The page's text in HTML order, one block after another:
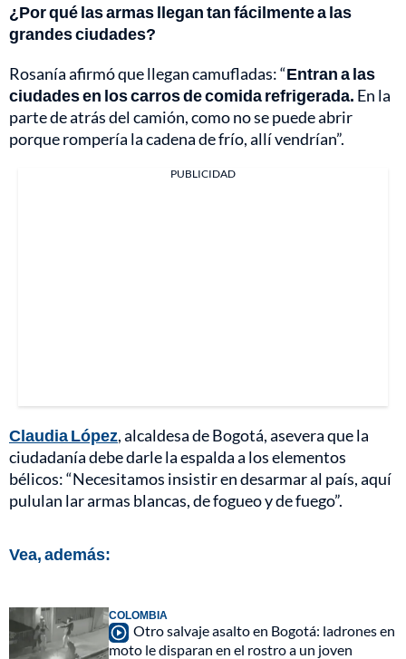
¿Por qué las armas llegan tan fácilmente a las
grandes ciudades?
Rosanía afirmó que llegan camufladas: “Entran a las
ciudades en los carros de comida refrigerada. En la
parte de atrás del camión, como no se puede abrir
porque rompería la cadena de frío, allí vendrían”.
PUBLICIDAD
Claudia López, alcaldesa de Bogotá, asevera que la
ciudadanía debe darle la espalda a los elementos
bélicos: “Necesitamos insistir en desarmar al país, aquí
pululan lar armas blancas, de fogueo y de fuego”.
Vea, además:
COLOMBIA
Otro salvaje asalto en Bogotá: ladrones en
moto le disparan en el rostro a un joven